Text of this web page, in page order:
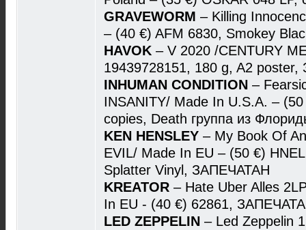
GRAVEWORM – Killing
– (40 €) AFM 6830, Smokey
HAVOK – V 2020 /CENTURY
19439728151, 180 g, A2
INHUMAN CONDITION –
INSANITY/ Made In U.S.A. –
copies, Death группа из
KEN HENSLEY – My Book Of
EVIL/ Made In EU – (50 €)
Splatter Vinyl, ЗАПЕЧАТАН
KREATOR – Hate Uber Alles
In EU - (40 €) 62861,
LED ZEPPELIN – Led Zeppelin